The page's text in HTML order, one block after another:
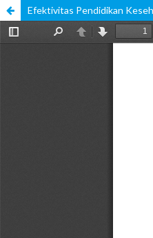
Efektivitas Pendidikan